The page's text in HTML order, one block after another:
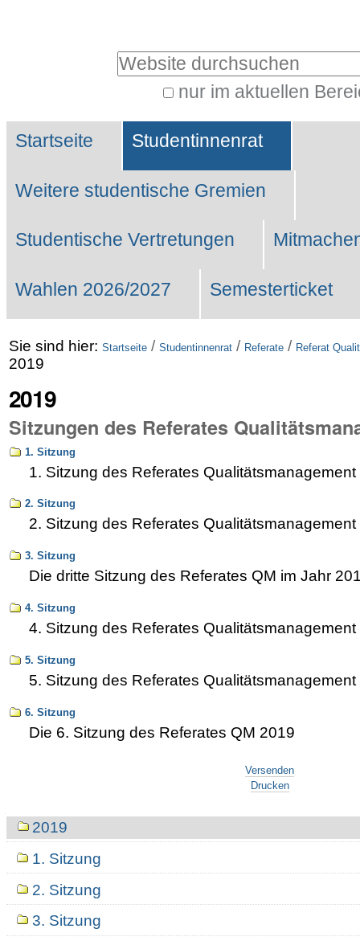
Website durchsuchen
nur im aktuellen
Suche…
Sektionen
Startseite Studentinnenrat
Weitere studentische Gremien
Studentische Vertretungen
Wahlen 2026/2027 Semesterticket
Sie sind hier: Startseite / Studentinnenrat / Referate / Referat
2019
2019
Sitzungen des Referates
1. Sitzung
1. Sitzung des Referates
2. Sitzung
2. Sitzung des Referates
3. Sitzung
Die dritte Sitzung des Referates QM im Jahr
4. Sitzung
4. Sitzung des Referates
5. Sitzung
5. Sitzung des Referates
6. Sitzung
Die 6. Sitzung des Referates QM 2019
Versenden
Drucken
Navigation
2019
1. Sitzung
2. Sitzung
3. Sitzung